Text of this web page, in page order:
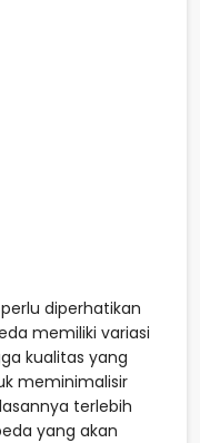
diperhatikan
memiliki variasi
kualitas yang
meminimalisir
terlebih
yang akan